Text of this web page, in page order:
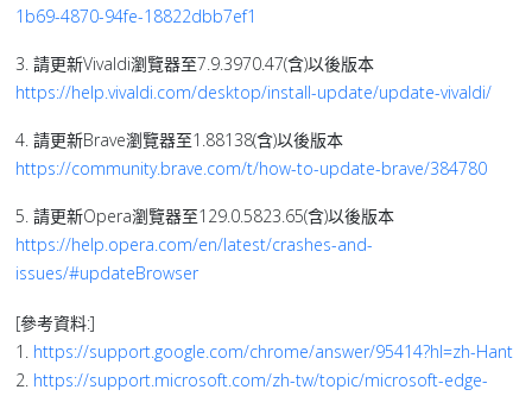
1b69-4870-94fe-18822dbb7ef1
3. 請更新Vivaldi瀏覽器至7.9.3970.47(含)以後版本
https://help.vivaldi.com/desktop/install-update/update-vivaldi/
4. 請更新Brave瀏覽器至1.88138(含)以後版本
https://community.brave.com/t/how-to-update-brave/384780
5. 請更新Opera瀏覽器至129.0.5823.65(含)以後版本
https://help.opera.com/en/latest/crashes-and-
issues/#updateBrowser
[參考資料:]
1. https://support.google.com/chrome/answer/95414?hl=zh-Hant
2. https://support.microsoft.com/zh-tw/topic/microsoft-edge-